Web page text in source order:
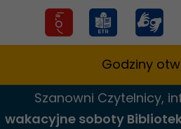
Godziny
Szanowni Czytelnicy,
wakacyjne soboty